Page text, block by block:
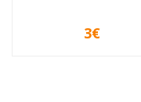
VER OPÇÕES
3€